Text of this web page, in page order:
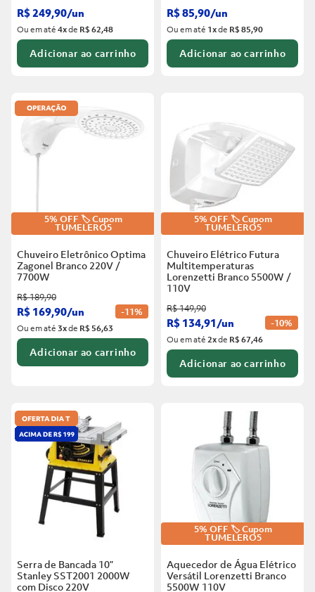
R$249,90/un
Ou em até4xde R$ 62,48
Adicionar ao carrinho
R$85,90/un
Ou em até 1xde R$ 85,90
Adicionar ao carrinho
5% OFF 🏷️ Cupom
TUMELERO5
Chuveiro Eletrônico Optima
Zagonel Branco 220V /
7700W
R$189,90
R$ 169,90/un -11%
Ou em até3xde R$ 56,63
Adicionar ao carrinho
5% OFF 🏷️ Cupom
TUMELERO5
Chuveiro Elétrico Futura
Multitemperaturas
Lorenzetti Branco 5500W /
110V
R$149,90
R$ 134,91/un -10%
Ou em até2xde R$ 67,46
Adicionar ao carrinho
Serra de Bancada 10”
Stanley SST2001 2000W
com Disco 220V
5% OFF 🏷️ Cupom
TUMELERO5
Aquecedor de Água Elétrico
Versátil Lorenzetti Branco
5500W 110V